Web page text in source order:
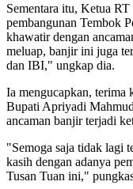
Sementara itu, Ketua
pembangunan Tembok
khawatir dengan
meluap, banjir ini juga
dan IBI," ungkap dia.
Ia mengucapkan, terima
Bupati Apriyadi
ancaman banjir terjadi
"Semoga saja tidak lagi
kasih dengan adanya
Tusan Tuan ini,"